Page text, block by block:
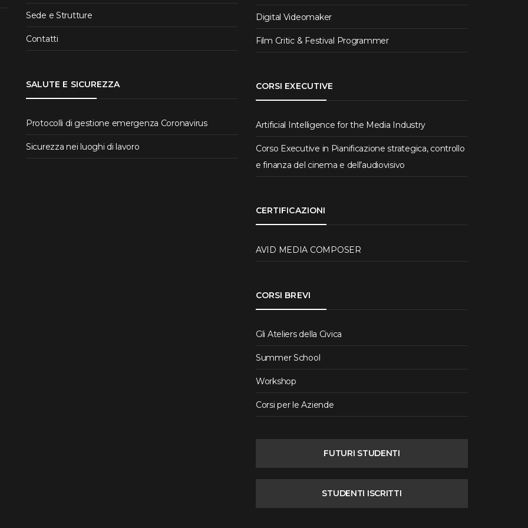
Sede e Strutture
Contatti
SALUTE E SICUREZZA
Protocolli di gestione emergenza Coronavirus
Sicurezza nei luoghi di lavoro
Digital Videomaker
Film Critic & Festival Programmer
CORSI EXECUTIVE
Artificial Intelligence for the Media Industry
Corso Executive in Pianificazione strategica, controllo
e finanza del cinema e dell’audiovisivo
CERTIFICAZIONI
AVID MEDIA COMPOSER
CORSI BREVI
Gli Ateliers della Civica
Summer School
Workshop
Corsi per le Aziende
FUTURI STUDENTI
STUDENTI ISCRITTI